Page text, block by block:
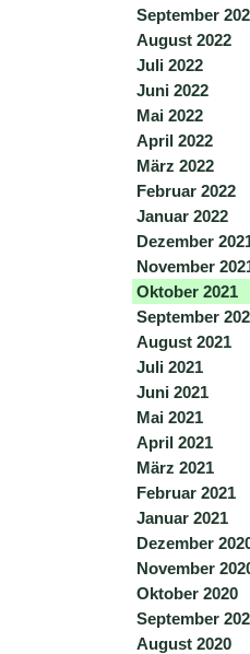
September
August 2022
Juli 2022
Juni 2022
Mai 2022
April 2022
März 2022
Februar 2022
Januar 2022
Dezember
November
Oktober 2021
September
August 2021
Juli 2021
Juni 2021
Mai 2021
April 2021
März 2021
Februar 2021
Januar 2021
Dezember
November
Oktober 2020
September
August 2020